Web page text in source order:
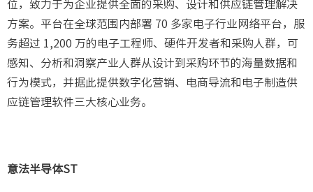
位，致力于为企业提供全面的采购、设计和供应链管理解决
方案。平台在全球范围内部署 70 多家电子行业网络平台，服
务超过 1,200 万的电子工程师、硬件开发者和采购人群，可
感知、分析和洞察产业人群从设计到采购环节的海量数据和
行为模式，并据此提供数字化营销、电商导流和电子制造供
应链管理软件三大核心业务。
意法半导体ST